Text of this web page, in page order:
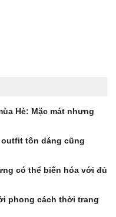
Hè: Mặc mát nhưng
tôn dáng cũng
có thể biến hóa với đủ
phong cách thời trang